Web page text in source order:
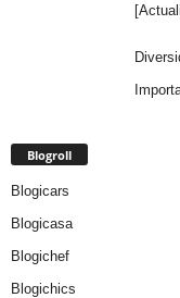
Blogroll
Blogicars
Blogicasa
Blogichef
Blogichics